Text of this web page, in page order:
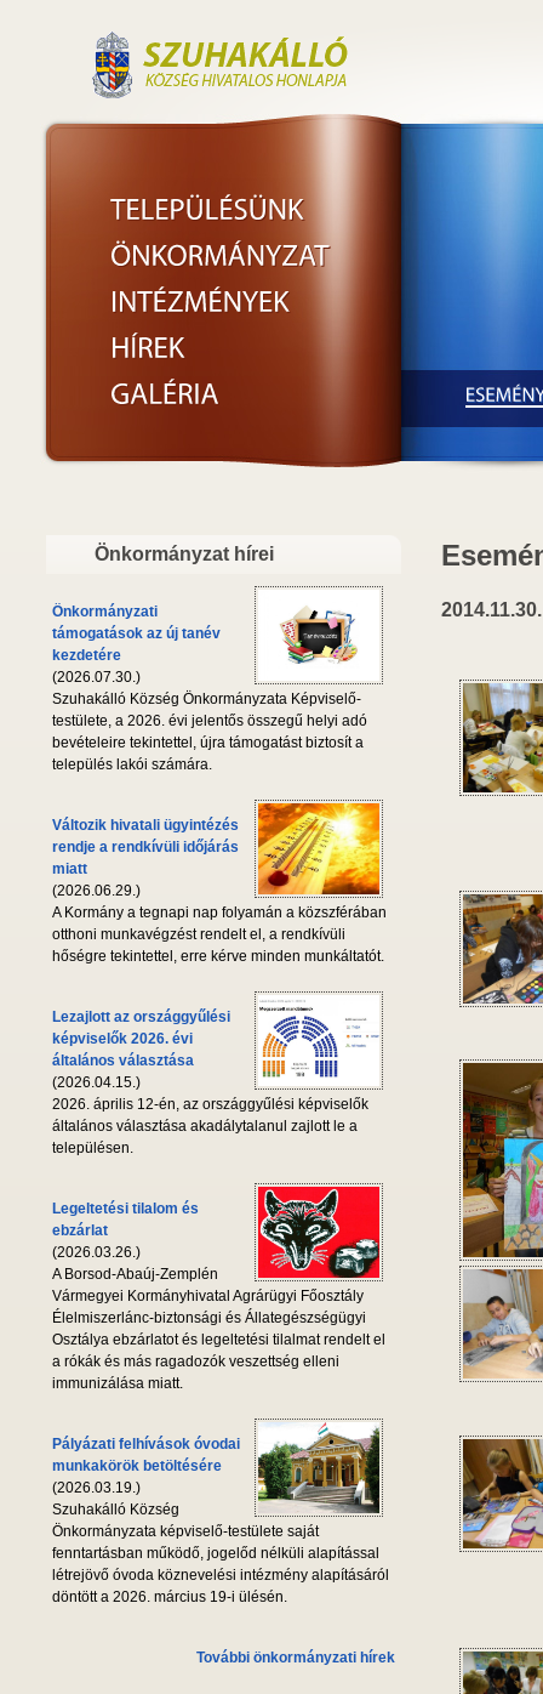
Önkormányzat hírei
Önkormányzati
támogatások az új tanév
kezdetére
(2026.07.30.)
Szuhakálló Község Önkormányzata Képviselő-
testülete, a 2026. évi jelentős összegű helyi adó
bevételeire tekintettel, újra támogatást biztosít a
település lakói számára.
Változik hivatali ügyintézés
rendje a rendkívüli időjárás
miatt
(2026.06.29.)
A Kormány a tegnapi nap folyamán a közszférában
otthoni munkavégzést rendelt el, a rendkívüli
hőségre tekintettel, erre kérve minden munkáltatót.
Lezajlott az országgyűlési
képviselők 2026. évi
általános választása
(2026.04.15.)
2026. április 12-én, az országgyűlési képviselők
általános választása akadálytalanul zajlott le a
településen.
Legeltetési tilalom és
ebzárlat
(2026.03.26.)
A Borsod-Abaúj-Zemplén
Vármegyei Kormányhivatal Agrárügyi Főosztály
Élelmiszerlánc-biztonsági és Állategészségügyi
Osztálya ebzárlatot és legeltetési tilalmat rendelt el
a rókák és más ragadozók veszettség elleni
immunizálása miatt.
Pályázati felhívások óvodai
munkakörök betöltésére
(2026.03.19.)
Szuhakálló Község
Önkormányzata képviselő-testülete saját
fenntartásban működő, jogelőd nélküli alapítással
létrejövő óvoda köznevelési intézmény alapításáról
döntött a 2026. március 19-i ülésén.
További önkormányzati hírek
2014.11.30.